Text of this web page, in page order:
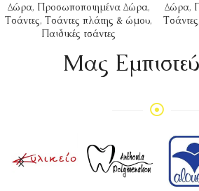
Δώρα, Προσωποποιημένα Δώρα,
Τσάντες, Τσάντες πλάτης & ώμου,
Παιδικές τσάντες
Δώρα,
Τσάντες
Mας